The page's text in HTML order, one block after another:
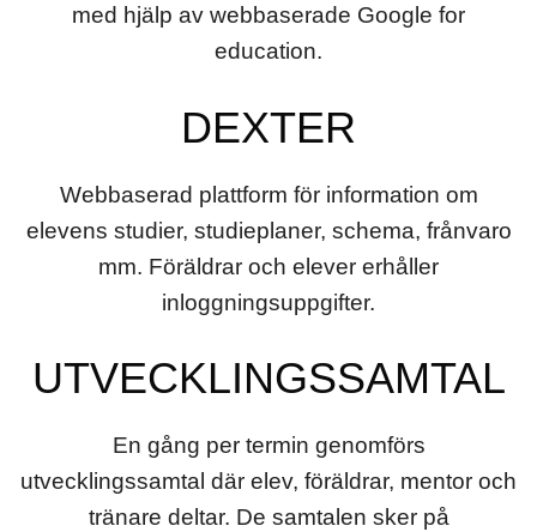
med hjälp av webbaserade Google for
education.
DEXTER
Webbaserad plattform för information om
elevens studier, studieplaner, schema, frånvaro
mm. Föräldrar och elever erhåller
inloggningsuppgifter.
UTVECKLINGSSAMTAL
En gång per termin genomförs
utvecklingssamtal där elev, föräldrar, mentor och
tränare deltar. De samtalen sker på